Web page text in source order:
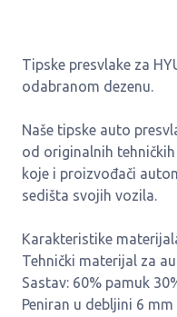
Tipske presvlake za
odabranom dezenu.
Naše tipske auto
od originalnih
koje i proizvođači
sedišta svojih vozila.
Karakteristike
Tehnički materijal za
Sastav: 60% pamuk
Peniran u debljini 6